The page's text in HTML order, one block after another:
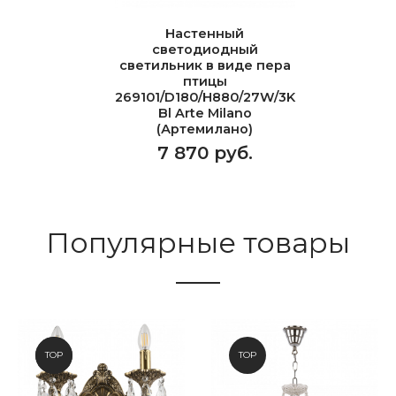
Настенный
светодиодный
светильник в виде пера
птицы
269101/D180/H880/27W/3K
Bl Arte Milano
(Артемилано)
7 870 руб.
Популярные товары
NEW
TOP TOP